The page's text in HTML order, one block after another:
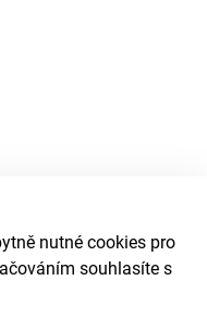
nutné cookies pro
souhlasíte s